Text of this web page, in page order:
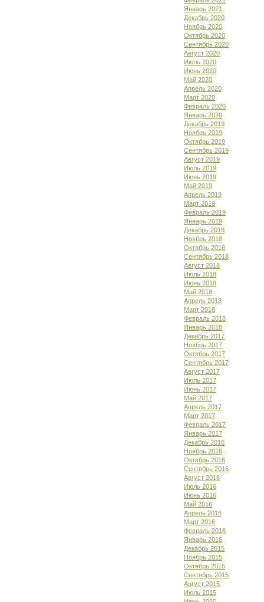
Январь 2021
Декабрь 2020
Ноябрь 2020
Октябрь 2020
Сентябрь 2020
Август 2020
Июль 2020
Июнь 2020
Май 2020
Апрель 2020
Март 2020
Февраль 2020
Январь 2020
Декабрь 2019
Ноябрь 2019
Октябрь 2019
Сентябрь 2019
Август 2019
Июль 2019
Июнь 2019
Май 2019
Апрель 2019
Март 2019
Февраль 2019
Январь 2019
Декабрь 2018
Ноябрь 2018
Октябрь 2018
Сентябрь 2018
Август 2018
Июль 2018
Июнь 2018
Май 2018
Апрель 2018
Март 2018
Февраль 2018
Январь 2018
Декабрь 2017
Ноябрь 2017
Октябрь 2017
Сентябрь 2017
Август 2017
Июль 2017
Июнь 2017
Май 2017
Апрель 2017
Март 2017
Февраль 2017
Январь 2017
Декабрь 2016
Ноябрь 2016
Октябрь 2016
Сентябрь 2016
Август 2016
Июль 2016
Июнь 2016
Май 2016
Апрель 2016
Март 2016
Февраль 2016
Январь 2016
Декабрь 2015
Ноябрь 2015
Октябрь 2015
Сентябрь 2015
Август 2015
Июль 2015